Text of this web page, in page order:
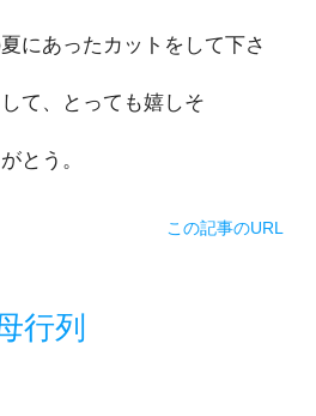
にあったカットをして下さ
て、とっても嬉しそ
とう。
この記事のURL
行列